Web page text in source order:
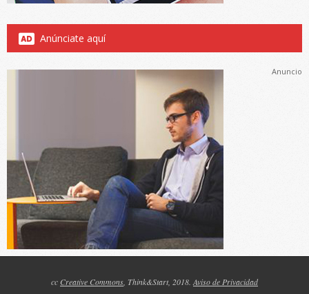
Anúnciate aquí
Anuncio
cc Creative Commons, Think&Start, 2018.Aviso de Privacidad